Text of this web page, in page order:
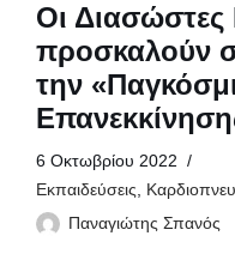
Οι
προσκαλούν
την
6 Οκτωβρίου 2022
Εκπαιδεύσεις,
Παναγιώτης Σπανός